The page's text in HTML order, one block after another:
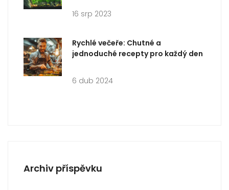
16 srp 2023
Rychlé večeře: Chutné a
jednoduché recepty pro každý den
6 dub 2024
Archiv příspěvku